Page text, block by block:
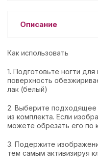
Описание
Как использовать
1. Подготовьте ногти
поверхность
лак (белый)
2. Выберите подходящее
из комплекта. Если
можете обрезать его по
3. Подержите
тем самым активизируя